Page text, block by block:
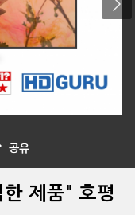
공유
제품" 호평